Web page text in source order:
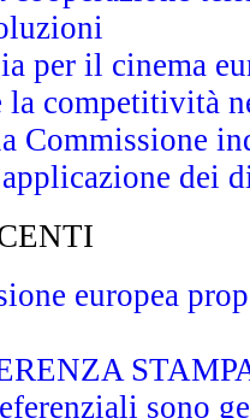
per il cinema
la competitività
Commissione
dei
europea
sono